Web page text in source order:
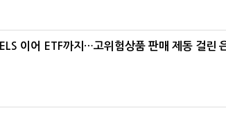
ELS 이어 ETF까지…고위험상품 판매 제동 걸린